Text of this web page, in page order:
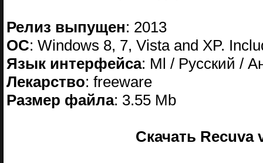
Релиз выпущен: 2013
ОС: Windows 8, 7, Vista and XP.
Язык интерфейса: Ml / Русский /
Лекарство: freeware
Размер файла: 3.55 Mb
Скачать Recuva